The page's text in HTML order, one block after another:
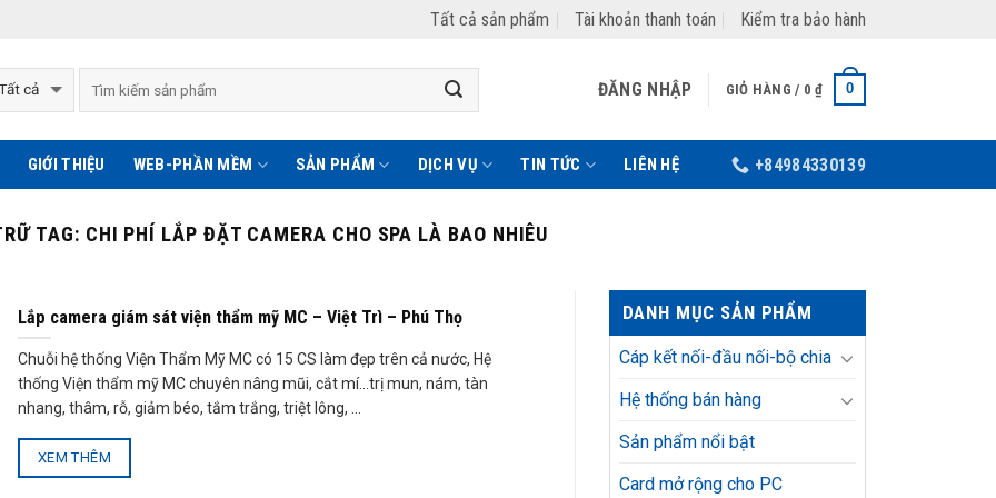
Tất cả sản phẩm Tài khoản thanh toán Kiểm tra bảo hành
ĐĂNG NHẬP GIỎ HÀNG / 0₫ 0
GIỚI THIỆU WEB-PHẦN MỀM SẢN PHẨM DỊCH VỤ TIN TỨC LIÊN HỆ +84984330139
TAG: CHI PHÍ LẮP ĐẶT CAMERA CHO SPA LÀ BAO NHIÊU
Lắp camera giám sát viện thẩm mỹ MC – Việt Trì – Phú Thọ
Chuỗi hệ thống Viện Thẩm Mỹ MC có 15 CS làm đẹp trên cả nước, Hệ
thống Viện thẩm mỹ MC chuyên nâng mũi, cắt mí…trị mun, nám, tàn
nhang, thâm, rỗ, giảm béo, tắm trắng, triệt lông, ...
XEM THÊM
DANH MỤC SẢN PHẨM
Cáp kết nối-đầu nối-bộ chia
Hệ thống bán hàng
Sản phẩm nổi bật
Card mở rộng cho PC